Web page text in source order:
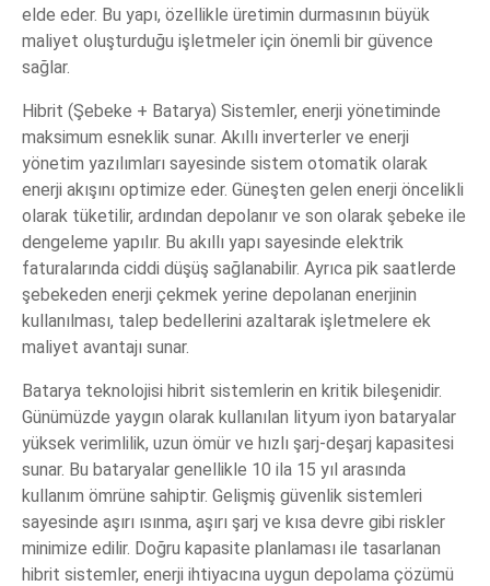
elde eder. Bu yapı, özellikle üretimin durmasının büyük
maliyet oluşturduğu işletmeler için önemli bir güvence
sağlar.
Hibrit (Şebeke + Batarya) Sistemler, enerji yönetiminde
maksimum esneklik sunar. Akıllı inverterler ve enerji
yönetim yazılımları sayesinde sistem otomatik olarak
enerji akışını optimize eder. Güneşten gelen enerji öncelikli
olarak tüketilir, ardından depolanır ve son olarak şebeke ile
dengeleme yapılır. Bu akıllı yapı sayesinde elektrik
faturalarında ciddi düşüş sağlanabilir. Ayrıca pik saatlerde
şebekeden enerji çekmek yerine depolanan enerjinin
kullanılması, talep bedellerini azaltarak işletmelere ek
maliyet avantajı sunar.
Batarya teknolojisi hibrit sistemlerin en kritik bileşenidir.
Günümüzde yaygın olarak kullanılan lityum iyon bataryalar
yüksek verimlilik, uzun ömür ve hızlı şarj-deşarj kapasitesi
sunar. Bu bataryalar genellikle 10 ila 15 yıl arasında
kullanım ömrüne sahiptir. Gelişmiş güvenlik sistemleri
sayesinde aşırı ısınma, aşırı şarj ve kısa devre gibi riskler
minimize edilir. Doğru kapasite planlaması ile tasarlanan
hibrit sistemler, enerji ihtiyacına uygun depolama çözümü